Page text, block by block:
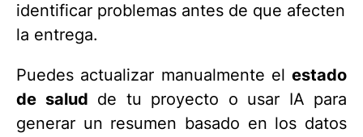
identificar problemas antes de que afecten
la entrega.
Puedes actualizar manualmente el estado
de salud de tu proyecto o usar IA para
generar un resumen basado en los datos